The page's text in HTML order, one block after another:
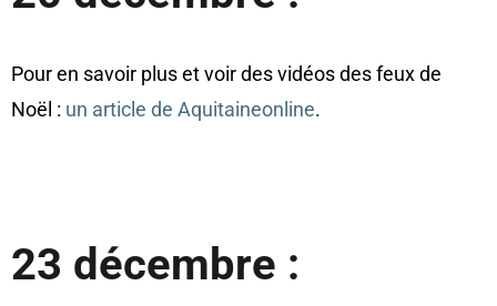
Pour en savoir plus et voir des vidéos des feux de
Noël : un article de Aquitaineonline.
23 décembre :